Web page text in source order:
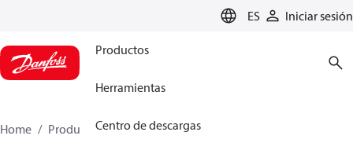
ES Iniciar sesión
Productos
Herramientas
Centro de descargas
Home Productos
Climate Solutions for cooling